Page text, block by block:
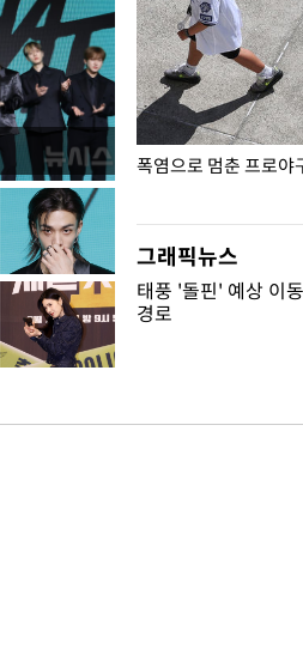
카메라에 담긴 폭염으로 멈춘 프로
그래픽뉴스
태풍 '돌핀' 예상 이동
경로